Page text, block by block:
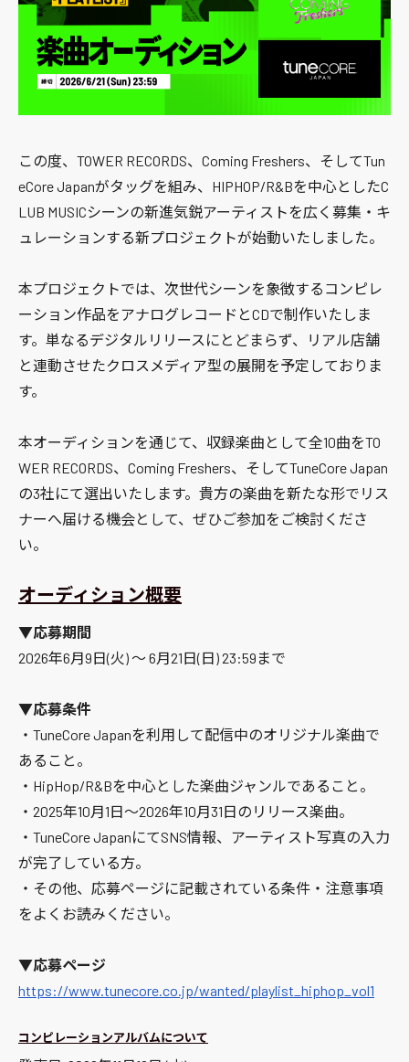
この度、TOWER RECORDS、Coming Freshers、そしてTun
eCore Japanがタッグを組み、HIPHOP/R&Bを中心としたC
LUB MUSICシーンの新進気鋭アーティストを広く募集・キ
ュレーションする新プロジェクトが始動いたしました。
本プロジェクトでは、次世代シーンを象徴するコンピレ
ーション作品をアナログレコードとCDで制作いたしま
す。単なるデジタルリリースにとどまらず、リアル店舗
と連動させたクロスメディア型の展開を予定しておりま
す。
本オーディションを通じて、収録楽曲として全10曲をTO
WER RECORDS、Coming Freshers、そしてTuneCore Japan
の3社にて選出いたします。貴方の楽曲を新たな形でリス
ナーへ届ける機会として、ぜひご参加をご検討くださ
い。
オーディション概要
▼応募期間
2026年6月9日(火) 〜 6月21日(日) 23:59まで
▼応募条件
・TuneCore Japanを利用して配信中のオリジナル楽曲で
あること。
・HipHop/R&Bを中心とした楽曲ジャンルであること。
・2025年10月1日〜2026年10月31日のリリース楽曲。
・TuneCore JapanにてSNS情報、アーティスト写真の入力
が完了している方。
・その他、応募ページに記載されている条件・注意事項
をよくお読みください。
▼応募ページ
https://www.tunecore.co.jp/wanted/playlist_hiphop_vol1
コンピレーションアルバムについて